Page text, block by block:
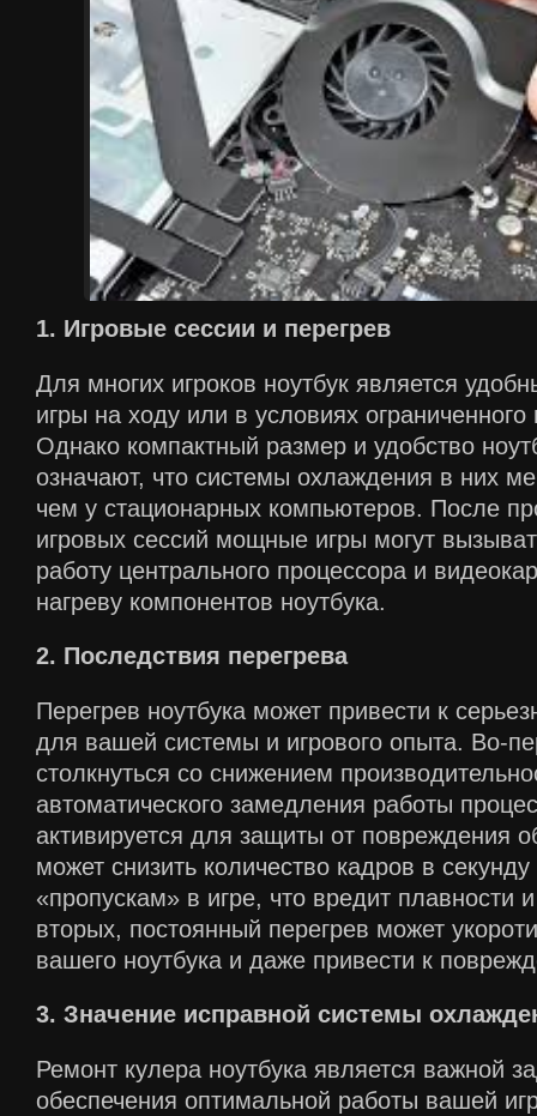
1. Игровые сессии и перегрев
Для многих игроков ноутбук является
игры на ходу или в условиях ограниченного
Однако компактный размер и удобство
означают, что системы охлаждения в них
чем у стационарных компьютеров. После
игровых сессий мощные игры могут
работу центрального процессора и
нагреву компонентов ноутбука.
2. Последствия перегрева
Перегрев ноутбука может привести к
для вашей системы и игрового опыта. Во-
столкнуться со снижением
автоматического замедления работы
активируется для защиты от повреждения
может снизить количество кадров в
«пропускам» в игре, что вредит плавности
вторых, постоянный перегрев может
вашего ноутбука и даже привести к
3. Значение исправной системы
Ремонт кулера ноутбука является важной
обеспечения оптимальной работы вашей